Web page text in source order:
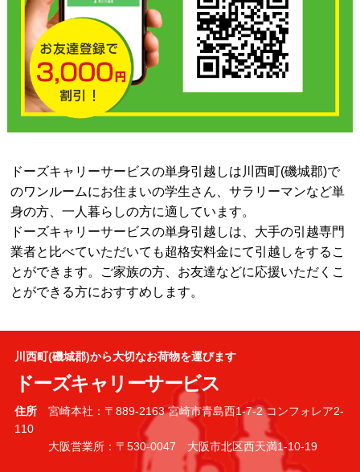
ドーズキャリーサービスの単身引越しは川西町(磯城郡)で
のワンルームにお住まいの学生さん、サラリーマンなど単
身の方、一人暮らしの方に適しています。
ドーズキャリーサービスの単身引越しは、大手の引越専門
業者と比べていただいても超格安料金にて引越しをするこ
とができます。ご家族の方、お友達などに応援いただくこ
とができる方におすすめします。
川西町(磯城郡)から大切なお荷物を運びます
ドーズキャリーサービス
住所宮崎本社：〒889-2163 宮崎市青島西1-7-2 コンフォレア2-
110
大阪営業所：〒530-0047 大阪市北区西天満1-10-19